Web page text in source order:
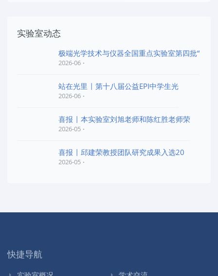
实验室动态
极端光学技术与仪器全国重点实验室第四批“
2026-06
站在光里 | 第十八届公益EPI中学生光
2026-06
喜报 | 本实验室刘旭老师和陈红胜老师荣
2026-05
喜报 | 邱建荣教授团队研究成果入选20
2026-05
快捷导航